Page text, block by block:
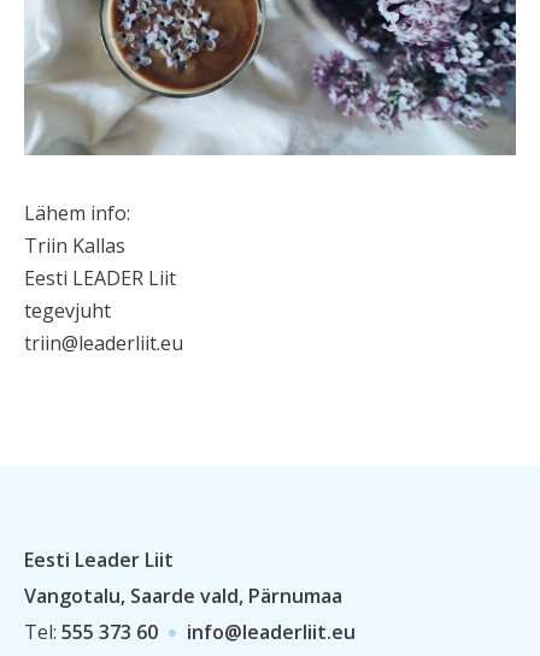
Lähem info:
Triin Kallas
Eesti LEADER Liit
tegevjuht
triin@leaderliit.eu
Eesti Leader Liit
Vangotalu, Saarde vald, Pärnumaa
Tel: 555 373 60 info@leaderliit.eu